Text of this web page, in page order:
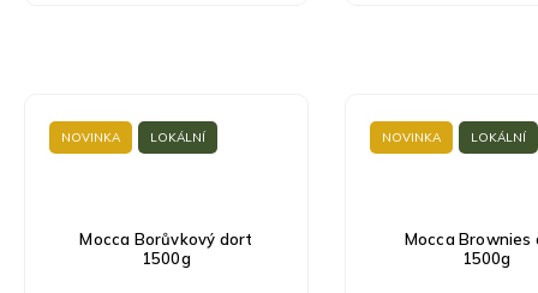
NOVINKA LOKÁLNÍ
Mocca Borůvkový dort
1500g
NOVINKA LOKÁLNÍ
Mocca Brownies
1500g